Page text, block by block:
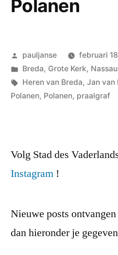
Polanen
Geplaatst
door
pauljanse
februari
Geplaatst
in
Breda, Grote Kerk,
Tags:
Heren van Breda, Jan van
Polanen, Polanen, praalgraf
Volg Stad des
Instagram !
Nieuwe posts
dan hieronder je